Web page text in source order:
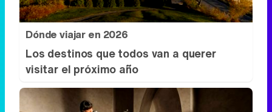
Dónde viajar en 2026
Los destinos que todos van a querer
visitar el próximo año